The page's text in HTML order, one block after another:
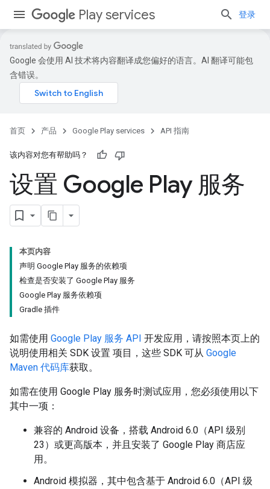
Play services 登录
Google 会使用 AI 技术将内容翻译成您偏好的语言。AI 翻译可能包
含错误。
首页 产品 Google Play services API 指南
该内容对您有帮助吗？
设置 Google Play 服务
本页内容
声明 Google Play 服务的依赖项
检查是否安装了 Google Play 服务
Google Play 服务依赖项
Gradle 插件
如需使用 Google Play 服务 API 开发应用，请按照本页上的
说明使用相关 SDK 设置 项目，这些 SDK 可从 Google
Maven 代码库获取。
如需在使用 Google Play 服务时测试应用，您必须使用以下
其中一项：
兼容的 Android 设备，搭载 Android 6.0（API 级别
23）或更高版本，并且安装了 Google Play 商店应
用。
Android 模拟器，其中包含基于 Android 6.0（API 级